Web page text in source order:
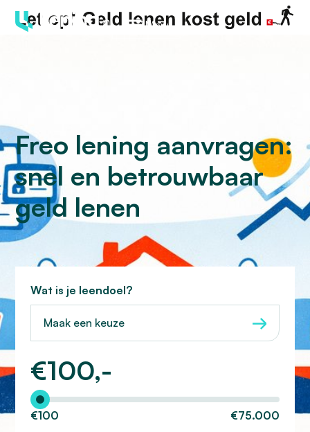
Menu
Freo lening aanvragen:
snel en betrouwbaar
geld lenen
Wat is je leendoel?
Maak een keuze
€100,-
Hoeveel wilt u lenen?
€100 €75.000